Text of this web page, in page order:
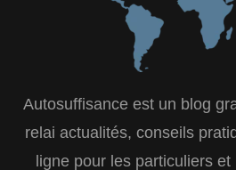
Autosuffisance est un blog
relai actualités, conseils
ligne pour les particuliers